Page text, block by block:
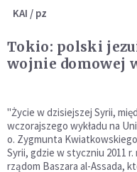
KAI / pz
Tokio: polski
wojnie domowej
"Życie w dzisiejszej Syrii,
wczorajszego wykładu na
o. Zygmunta
Syrii, gdzie w styczniu 2011
rządom Baszara al-Assada,